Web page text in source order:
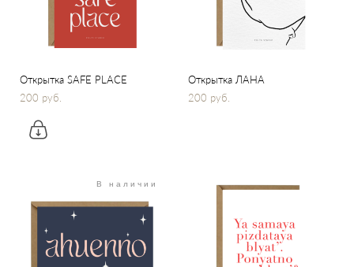
Открытка SAFE PLACE
200 pуб.
Открытка ЛАНА
200 pуб.
В наличии